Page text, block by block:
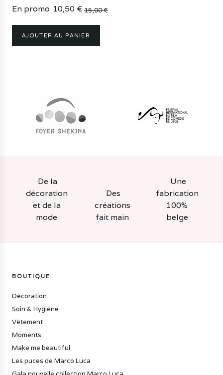
En promo
15,00€
prix
initial
10,50 €
prix
actuel
AJOUTER AU PANIER
De la
décoration
et de la
mode
Des
créations
fait main
Une
fabrication
100%
belge
BOUTIQUE
Décoration
Soin & Hygiène
Vêtement
Moments
Make me beautiful
Les puces de Marco Luca